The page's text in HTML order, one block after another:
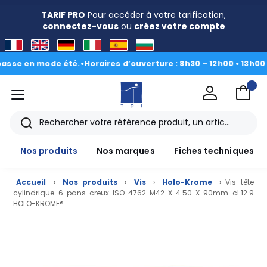
TARIF PRO Pour accéder à votre tarification,
connectez-vousou créez votre compte
en mode été.• Horaires d’ouverture : 8h30 – 12h00 • 13h00 -
menu
Rechercher
Nos produits
Nos marques Fiches techniques
Accueil › Nos produits › Vis › Holo-Krome
› Vis tête
cylindrique 6 pans creux ISO 4762 M42 X 4.50 X 90mm cl.12.9
HOLO-KROME®